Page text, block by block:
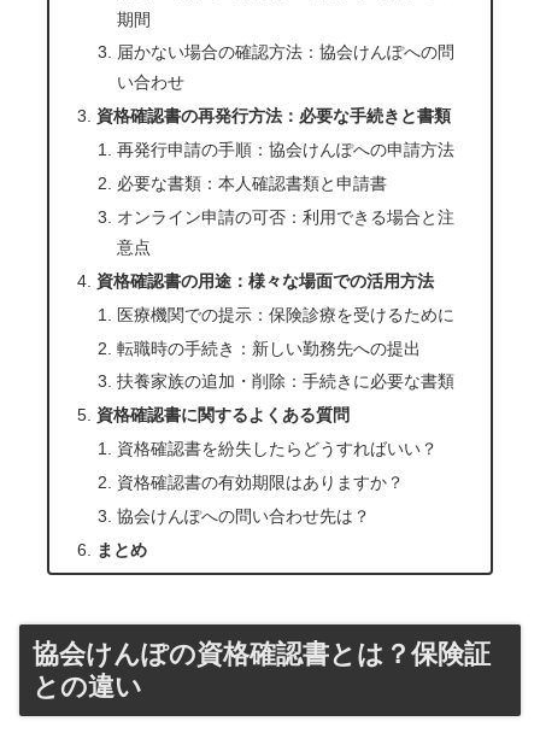
期間
届かない場合の確認方法：協会けんぽへの問
い合わせ
資格確認書の再発行方法：必要な手続きと書類
再発行申請の手順：協会けんぽへの申請方法
必要な書類：本人確認書類と申請書
オンライン申請の可否：利用できる場合と注
意点
資格確認書の用途：様々な場面での活用方法
医療機関での提示：保険診療を受けるために
転職時の手続き：新しい勤務先への提出
扶養家族の追加・削除：手続きに必要な書類
資格確認書に関するよくある質問
資格確認書を紛失したらどうすればいい？
資格確認書の有効期限はありますか？
協会けんぽへの問い合わせ先は？
まとめ
協会けんぽの資格確認書とは？保険証
との違い